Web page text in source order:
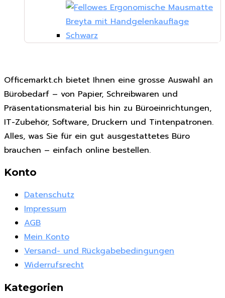
Officemarkt.ch bietet Ihnen eine grosse Auswahl an
Bürobedarf – von Papier, Schreibwaren und
Präsentationsmaterial bis hin zu Büroeinrichtungen,
IT-Zubehör, Software, Druckern und Tintenpatronen.
Alles, was Sie für ein gut ausgestattetes Büro
brauchen – einfach online bestellen.
Konto
Datenschutz
Impressum
AGB
Mein Konto
Versand- und Rückgabebedingungen
Widerrufsrecht
Kategorien